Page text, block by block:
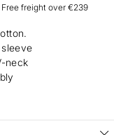
Free freight over €239
neck